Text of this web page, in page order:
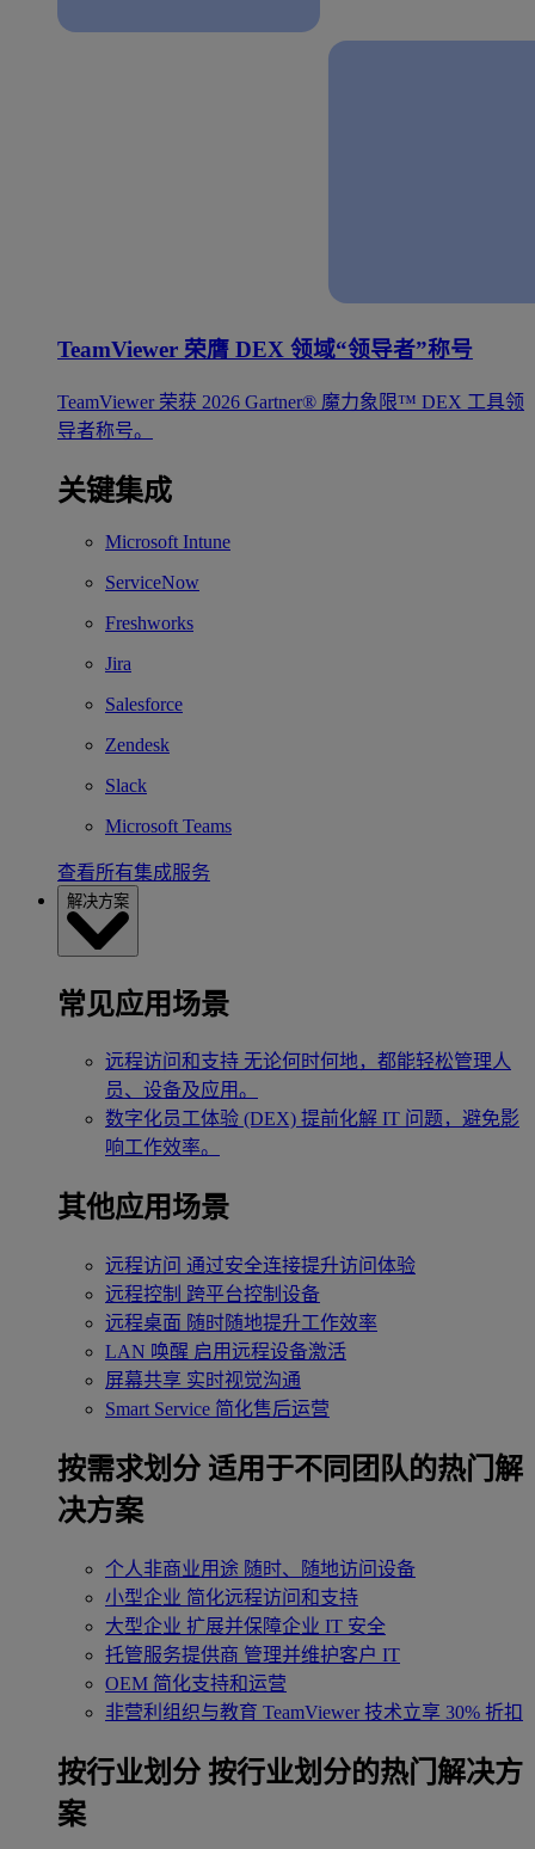
TeamViewer 荣膺 DEX 领域“领导者”称号
TeamViewer 荣获 2026 Gartner® 魔力象限™ DEX 工具领
导者称号。
关键集成
Microsoft Intune
ServiceNow
Freshworks
Jira
Salesforce
Zendesk
Slack
Microsoft Teams
查看所有集成服务
解决方案
常见应用场景
远程访问和支持 无论何时何地，都能轻松管理人
员、设备及应用。
数字化员工体验 (DEX) 提前化解 IT 问题，避免影
响工作效率。
其他应用场景
远程访问 通过安全连接提升访问体验
远程控制 跨平台控制设备
远程桌面 随时随地提升工作效率
LAN 唤醒 启用远程设备激活
屏幕共享 实时视觉沟通
Smart Service 简化售后运营
按需求划分 适用于不同团队的热门解
决方案
个人非商业用途 随时、随地访问设备
小型企业 简化远程访问和支持
大型企业 扩展并保障企业 IT 安全
托管服务提供商 管理并维护客户 IT
OEM 简化支持和运营
非营利组织与教育 TeamViewer 技术立享 30% 折扣
‌按行业划分 按行业划分的热门解决方
案